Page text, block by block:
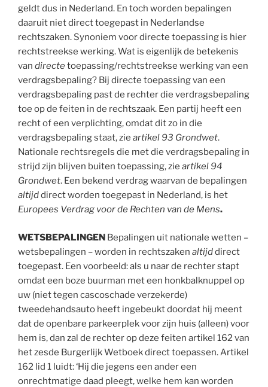
geldt dus in Nederland. En toch worden bepalingen
daaruit niet direct toegepast in Nederlandse
rechtszaken. Synoniem voor directe toepassing is hier
rechtstreekse werking. Wat is eigenlijk de betekenis
van directetoepassing/rechtstreekse werking van een
verdragsbepaling? Bij directe toepassing van een
verdragsbepaling past de rechter die verdragsbepaling
toe op de feiten in de rechtszaak. Een partij heeft een
recht of een verplichting, omdat dit zo in die
verdragsbepaling staat, zie artikel 93 Grondwet.
Nationale rechtsregels die met die verdragsbepaling in
strijd zijn blijven buiten toepassing, zie artikel 94
Grondwet. Een bekend verdrag waarvan de bepalingen
altijddirect worden toegepast in Nederland, is het
Europees Verdrag voor de Rechten van de Mens.
WETSBEPALINGEN Bepalingen uit nationale wetten –
wetsbepalingen – worden in rechtszaken altijddirect
toegepast. Een voorbeeld: als u naar de rechter stapt
omdat een boze buurman met een honkbalknuppel op
uw (niet tegen cascoschade verzekerde)
tweedehandsauto heeft ingebeukt doordat hij meent
dat de openbare parkeerplek voor zijn huis (alleen) voor
hem is, dan zal de rechter op deze feiten artikel 162 van
het zesde Burgerlijk Wetboek direct toepassen. Artikel
162 lid 1 luidt: ‘Hij die jegens een ander een
onrechtmatige daad pleegt, welke hem kan worden